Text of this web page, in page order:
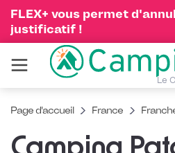
FLEX+ vous permet
justificatif !
Le
Page d'accueil France